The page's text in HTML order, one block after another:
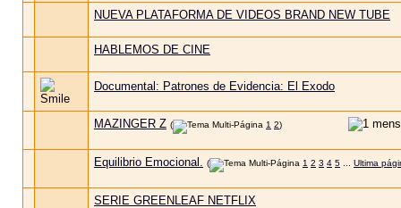
NUEVA PLATAFORMA DE VIDEOS BRAND NEW TUBE
HABLEMOS DE CINE
Documental: Patrones de Evidencia: El Exodo
MAZINGER Z ( 1 2)
Equilibrio Emocional. ( 1 2 3 4 5 Ultima
SERIE GREENLEAF NETFLIX